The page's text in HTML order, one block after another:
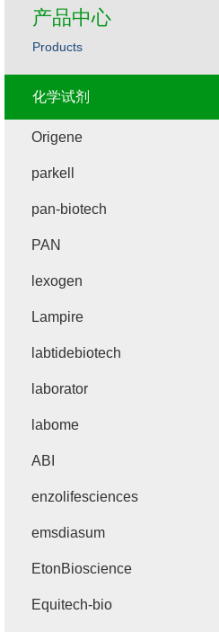
产品中心
Products
化学试剂
Origene
parkell
pan-biotech
PAN
lexogen
Lampire
labtidebiotech
laborator
labome
ABI
enzolifesciences
emsdiasum
EtonBioscience
Equitech-bio